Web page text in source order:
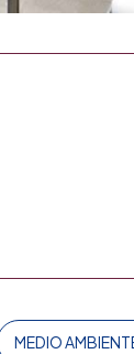
MEDIO